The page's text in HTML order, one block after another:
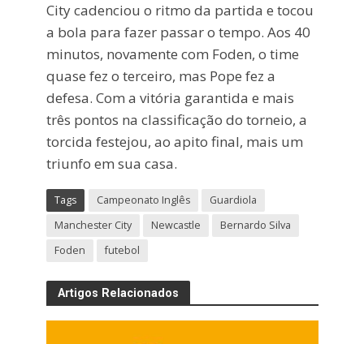
City cadenciou o ritmo da partida e tocou
a bola para fazer passar o tempo. Aos 40
minutos, novamente com Foden, o time
quase fez o terceiro, mas Pope fez a
defesa. Com a vitória garantida e mais
três pontos na classificação do torneio, a
torcida festejou, ao apito final, mais um
triunfo em sua casa.
Tags Campeonato Inglês
Guardiola
Manchester City
Newcastle
Bernardo Silva
Foden
futebol
Artigos Relacionados